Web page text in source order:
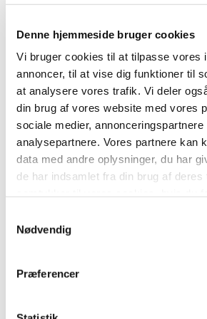
Denne hjemmeside bruger cookies
Vi bruger cookies til at tilpasse vores
annoncer, til at vise dig funktioner til
at analysere vores trafik. Vi deler
din brug af vores website med vores
sociale medier, annonceringspartnere
analysepartnere. Vores partnere kan
data med andre oplysninger, du har
de har indsamlet fra din brug af deres
Nødvendig
Præferencer
Områdeklassificering,
jordforurening og
byggeprojekter på
forurenet grund
Søg tilladelse til byggeprojekter
forurenet grund (§ 8-tilladelse)
Ring 112 hvis du opdager
jord